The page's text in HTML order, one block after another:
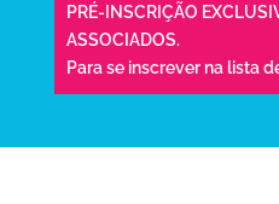
PRÉ-INSCRIÇÃO
ASSOCIADOS.
Para se inscrever na lista